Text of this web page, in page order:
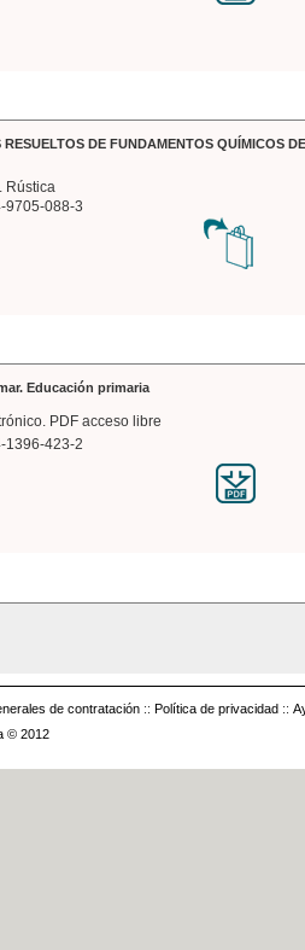
DE FUNDAMENTOS QUÍMICOS
Rústica
9705-088-3
Educación primaria
PDF acceso libre
1396-423-2
de contratación :: Política de privacidad ::
© 2012